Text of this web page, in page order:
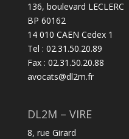
136, boulevard LECLERC
BP 60162
14 010 CAEN Cedex 1
Tel : 02.31.50.20.89
Fax : 02.31.50.20.88
avocats@dl2m.fr
DL2M – VIRE
8, rue Girard